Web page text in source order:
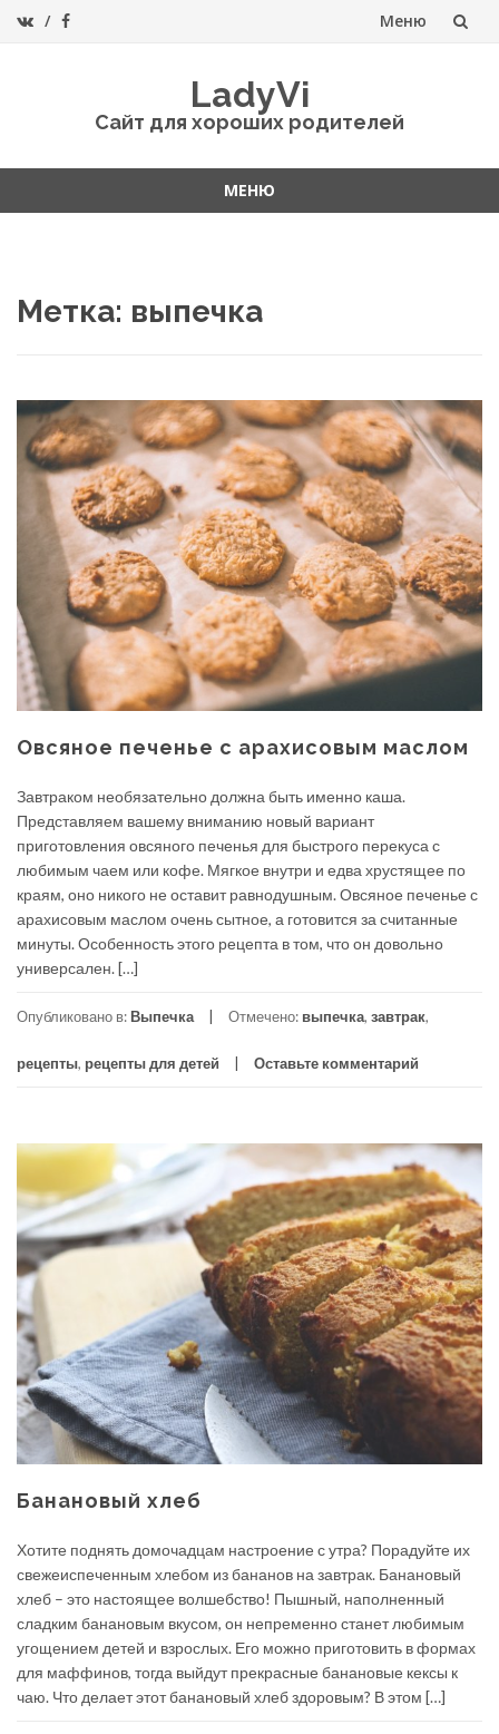
Меню
LadyVi
Сайт для хороших родителей
МЕНЮ
Метка: выпечка
Овсяное печенье с арахисовым маслом
Завтраком необязательно должна быть именно каша.
Представляем вашему вниманию новый вариант
приготовления овсяного печенья для быстрого перекуса с
любимым чаем или кофе. Мягкое внутри и едва хрустящее по
краям, оно никого не оставит равнодушным. Овсяное печенье с
арахисовым маслом очень сытное, а готовится за считанные
минуты. Особенность этого рецепта в том, что он довольно
универсален. […]
Опубликовано в: Выпечка Отмечено: выпечка, завтрак,
рецепты, рецепты для детей Оставьте комментарий
Банановый хлеб
Хотите поднять домочадцам настроение с утра? Порадуйте их
свежеиспеченным хлебом из бананов на завтрак. Банановый
хлеб – это настоящее волшебство! Пышный, наполненный
сладким банановым вкусом, он непременно станет любимым
угощением детей и взрослых. Его можно приготовить в формах
для маффинов, тогда выйдут прекрасные банановые кексы к
чаю. Что делает этот банановый хлеб здоровым? В этом […]